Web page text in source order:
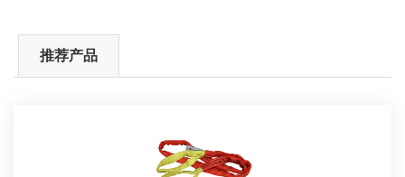
推荐产品